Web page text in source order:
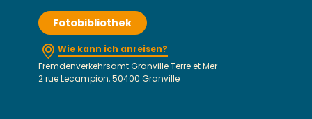
Fotobibliothek
Wie kann ich anreisen?
Fremdenverkehrsamt Granville Terre et Mer
2 rue Lecampion, 50400 Granville